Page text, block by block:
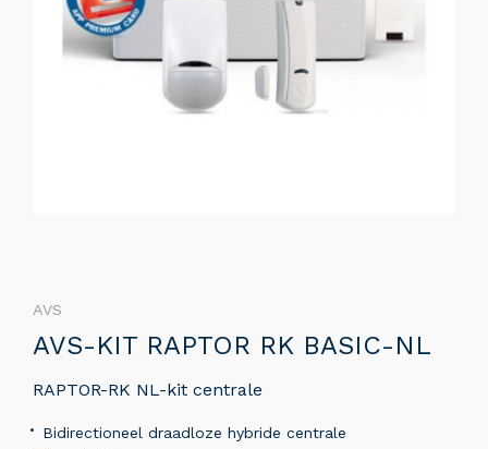
AVS
AVS-KIT RAPTOR RK BASIC-NL
RAPTOR-RK NL-kit centrale
Bidirectioneel draadloze hybride centrale